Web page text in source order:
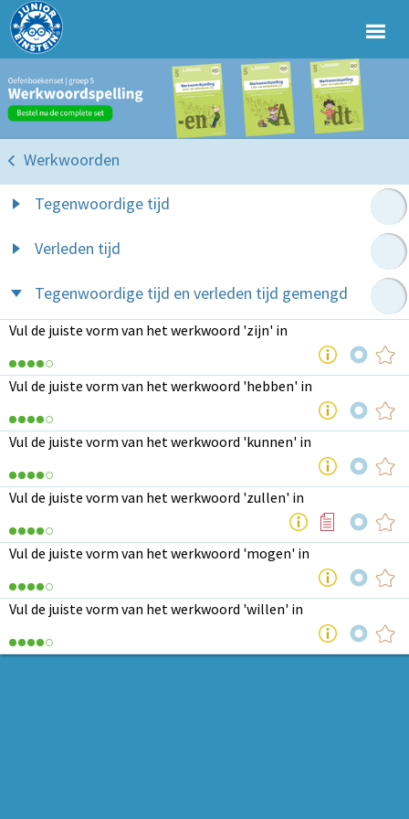
Werkwoorden
Tegenwoordige tijd
Verleden tijd
Tegenwoordige tijd en verleden tijd gemengd
Vul de juiste vorm van het werkwoord 'zijn' in
Vul de juiste vorm van het werkwoord 'hebben' in
Vul de juiste vorm van het werkwoord 'kunnen' in
Vul de juiste vorm van het werkwoord 'zullen' in
Vul de juiste vorm van het werkwoord 'mogen' in
Vul de juiste vorm van het werkwoord 'willen' in